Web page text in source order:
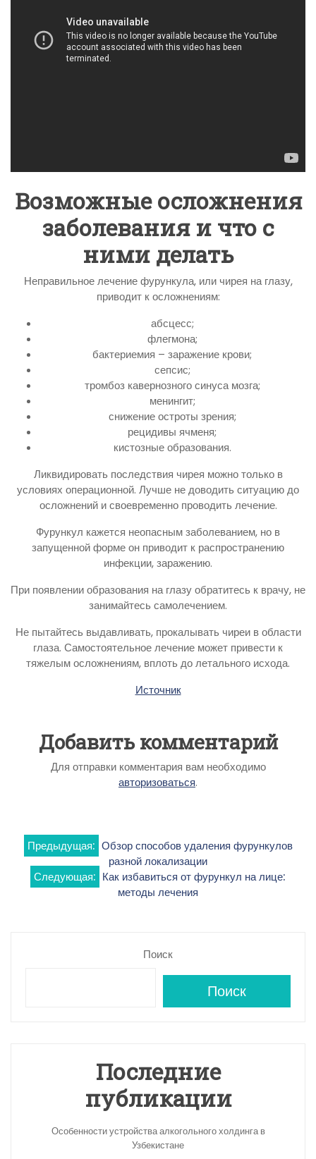
Возможные осложнения
заболевания и что с
ними делать
Неправильное лечение фурункула, или чирея на глазу,
приводит к осложнениям:
абсцесс;
флегмона;
бактериемия – заражение крови;
сепсис;
тромбоз кавернозного синуса мозга;
менингит;
снижение остроты зрения;
рецидивы ячменя;
кистозные образования.
Ликвидировать последствия чирея можно только в
условиях операционной. Лучше не доводить ситуацию до
осложнений и своевременно проводить лечение.
Фурункул кажется неопасным заболеванием, но в
запущенной форме он приводит к распространению
инфекции, заражению.
При появлении образования на глазу обратитесь к врачу, не
занимайтесь самолечением.
Не пытайтесь выдавливать, прокалывать чиреи в области
глаза. Самостоятельное лечение может привести к
тяжелым осложнениям, вплоть до летального исхода.
Источник
Добавить комментарий
Для отправки комментария вам необходимо
авторизоваться.
Навигация
по
Предыдущая: Обзор способов удаления фурункулов
разной локализации
Следующая: Как избавиться от фурункул на лице:
методы лечения
Поиск
Поиск
Последние
публикации
Особенности устройства алкогольного холдинга в
Узбекистане